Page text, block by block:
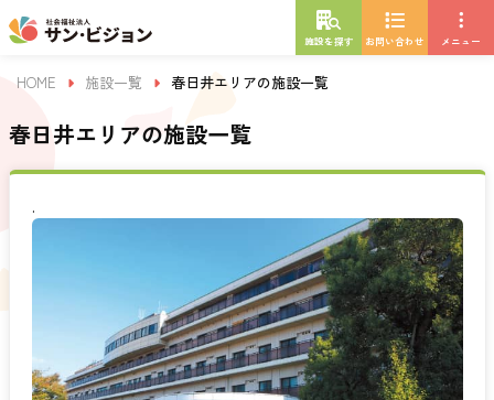
施設を探す お問い合わせ メニュー
HOME 施設一覧 春日井エリアの施設一覧
春日井エリアの施設一覧
.